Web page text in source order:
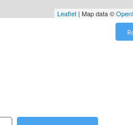
Leaflet| Map data ©